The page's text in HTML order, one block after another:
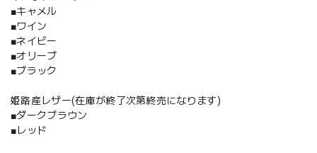
■キャメル
■ワイン
■ネイビー
■オリーブ
■ブラック
姫路産レザー(在庫が終了次第終売になります)
■ダークブラウン
■レッド